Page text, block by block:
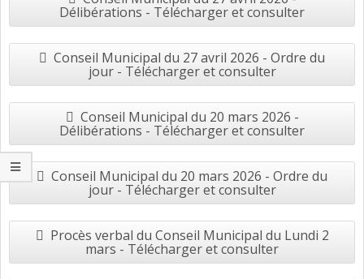
Délibérations - Télécharger et consulter
Conseil Municipal du 27 avril 2026 - Ordre du
jour - Télécharger et consulter
Conseil Municipal du 20 mars 2026 -
Délibérations - Télécharger et consulter
Conseil Municipal du 20 mars 2026 - Ordre du
jour - Télécharger et consulter
Procès verbal du Conseil Municipal du Lundi 2
mars - Télécharger et consulter